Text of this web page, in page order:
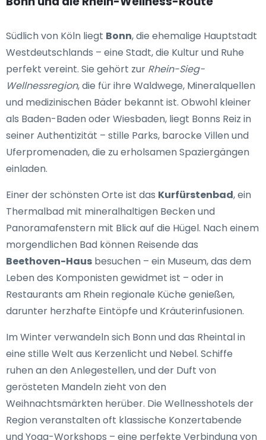
Südlich von Köln liegt Bonn, die ehemalige Hauptstadt
Westdeutschlands – eine Stadt, die Kultur und Ruhe
perfekt vereint. Sie gehört zur Rhein-Sieg-
Wellnessregion, die für ihre Waldwege, Mineralquellen
und medizinischen Bäder bekannt ist. Obwohl kleiner
als Baden-Baden oder Wiesbaden, liegt Bonns Reiz in
seiner Authentizität – stille Parks, barocke Villen und
Uferpromenaden, die zu erholsamen Spaziergängen
einladen.
Einer der schönsten Orte ist das Kurfürstenbad, ein
Thermalbad mit mineralhaltigen Becken und
Panoramafenstern mit Blick auf die Hügel. Nach einem
morgendlichen Bad können Reisende das
Beethoven-Haus besuchen – ein Museum, das dem
Leben des Komponisten gewidmet ist – oder in
Restaurants am Rhein regionale Küche genießen,
darunter herzhafte Eintöpfe und Kräuterinfusionen.
Im Winter verwandeln sich Bonn und das Rheintal in
eine stille Welt aus Kerzenlicht und Nebel. Schiffe
ruhen an den Anlegestellen, und der Duft von
gerösteten Mandeln zieht von den
Weihnachtsmärkten herüber. Die Wellnesshotels der
Region veranstalten oft klassische Konzertabende
und Yoga-Workshops – eine perfekte Verbindung von